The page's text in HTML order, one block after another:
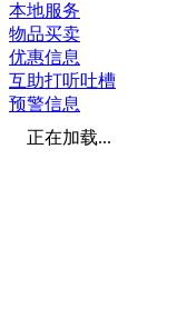
本地服务
物品买卖
优惠信息
互助打听吐槽
预警信息
正在加载...